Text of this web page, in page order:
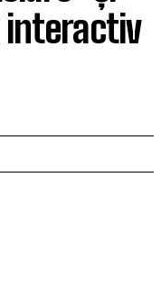
interactiv